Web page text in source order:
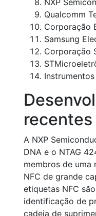
Qualcomm
Corporação
Samsung
Corporação
recentes
A NXP
DNA e o NTAG
membros de uma
NFC de grande
etiquetas NFC
identificação de
cadeia de